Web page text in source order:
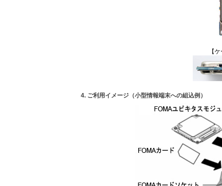
【
4. ご利用イメージ（小型情報端末への組込例）